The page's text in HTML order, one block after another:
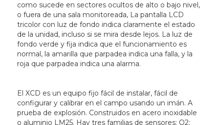
como sucede en sectores ocultos de alto o bajo nivel,
o fuera de una sala monitoreada, La pantalla LCD
tricolor con luz de fondo indica claramente el estado
de la unidad, incluso si se mira desde lejos. La luz de
fondo verde y fija indica que el funcionamiento es
normal, la amarilla que parpadea indica una falla, y la
roja que parpadea indica una alarma.
El XCD es un equipo fijo fácil de instalar, fácil de
configurar y calibrar en el campo usando un imán. A
prueba de explosión. Construidos en acero inoxidable
o aluminio LM25. Hay tres familias de sensores: O2;